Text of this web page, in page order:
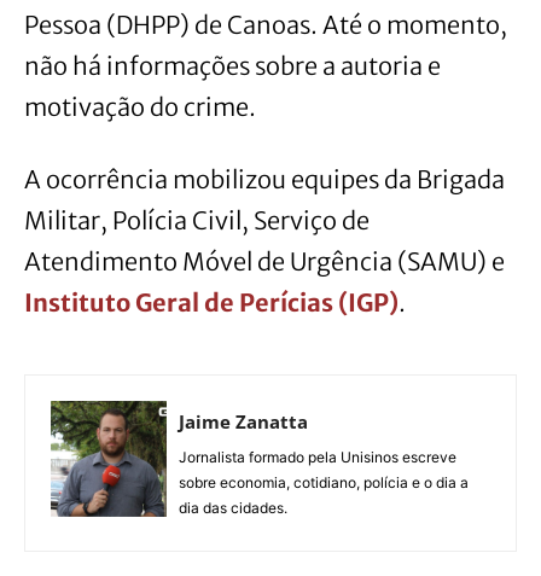
Pessoa (DHPP) de Canoas. Até o momento,
não há informações sobre a autoria e
motivação do crime.
A ocorrência mobilizou equipes da Brigada
Militar, Polícia Civil, Serviço de
Atendimento Móvel de Urgência (SAMU) e
Instituto Geral de Perícias (IGP).
Jaime Zanatta
Jornalista formado pela Unisinos escreve
sobre economia, cotidiano, polícia e o dia a
dia das cidades.